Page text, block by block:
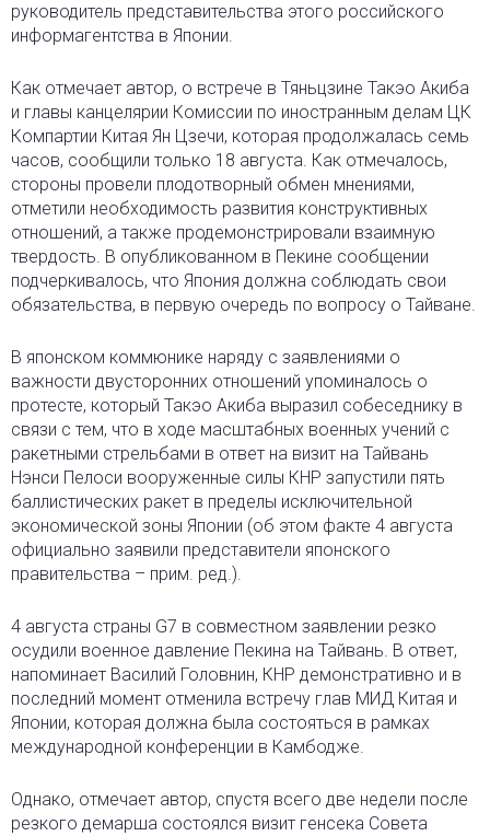
руководитель представительства этого российского
информагентства в Японии.
Как отмечает автор, о встрече в Тяньцзине Такэо Акиба
и главы канцелярии Комиссии по иностранным делам ЦК
Компартии Китая Ян Цзечи, которая продолжалась семь
часов, сообщили только 18 августа. Как отмечалось,
стороны провели плодотворный обмен мнениями,
отметили необходимость развития конструктивных
отношений, а также продемонстрировали взаимную
твердость. В опубликованном в Пекине сообщении
подчеркивалось, что Япония должна соблюдать свои
обязательства, в первую очередь по вопросу о Тайване.
В японском коммюнике наряду с заявлениями о
важности двусторонних отношений упоминалось о
протесте, который Такэо Акиба выразил собеседнику в
связи с тем, что в ходе масштабных военных учений с
ракетными стрельбами в ответ на визит на Тайвань
Нэнси Пелоси вооруженные силы КНР запустили пять
баллистических ракет в пределы исключительной
экономической зоны Японии (об этом факте 4 августа
официально заявили представители японского
правительства – прим. ред.).
4 августа страны G7 в совместном заявлении резко
осудили военное давление Пекина на Тайвань. В ответ,
напоминает Василий Головнин, КНР демонстративно и в
последний момент отменила встречу глав МИД Китая и
Японии, которая должна была состояться в рамках
международной конференции в Камбодже.
Однако, отмечает автор, спустя всего две недели после
резкого демарша состоялся визит генсека Совета